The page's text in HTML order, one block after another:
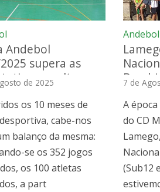
Andebol
supera as
e volta a
de 2025
os 10 meses de
cabe-nos
balanço da mesma:
se os 352 jogos
os 100 atletas
a part
Andebol
7 de
A
do CD
(Sub12